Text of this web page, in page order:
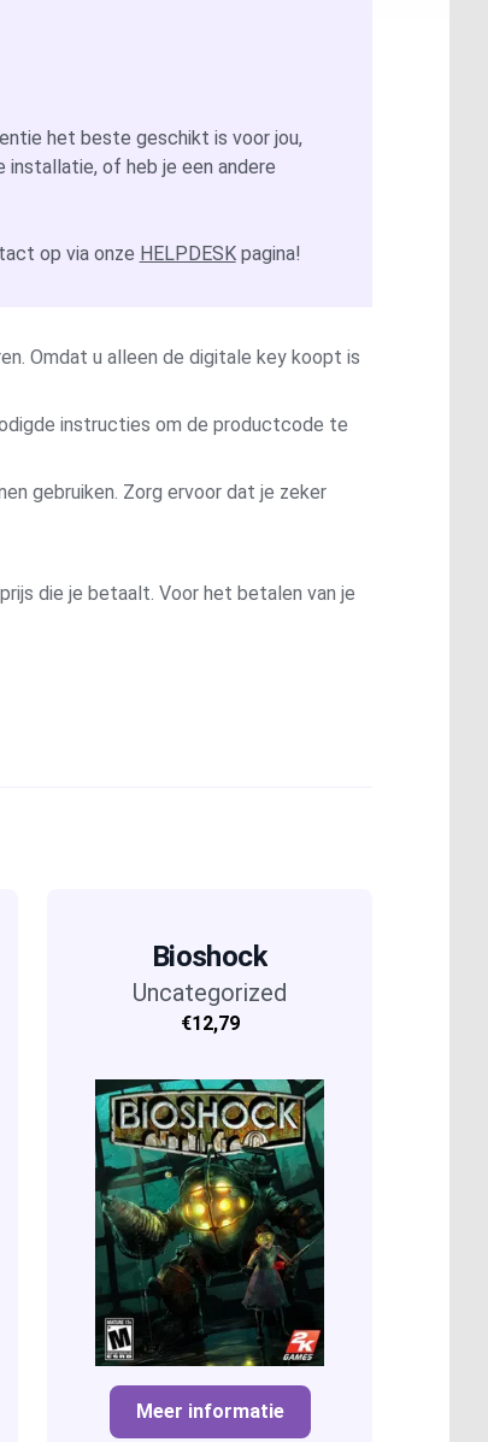
het beste geschikt is voor jou,
installatie, of heb je een andere
op via onze HELPDESKpagina!
Omdat u alleen de digitale key koopt is
instructies om de productcode te
gebruiken. Zorg ervoor dat je zeker
die je betaalt. Voor het betalen van je
Bioshock
Uncategorized
€12,79
Meer informatie